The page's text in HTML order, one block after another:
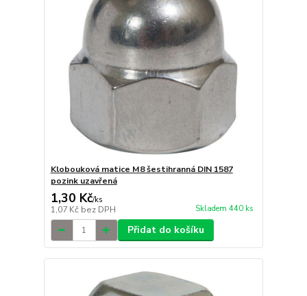
Klobouková matice M8 šestihranná DIN 1587
pozink uzavřená
1,30 Kč/ks
1,07 Kč bez DPH Skladem 440 ks
Přidat do košíku